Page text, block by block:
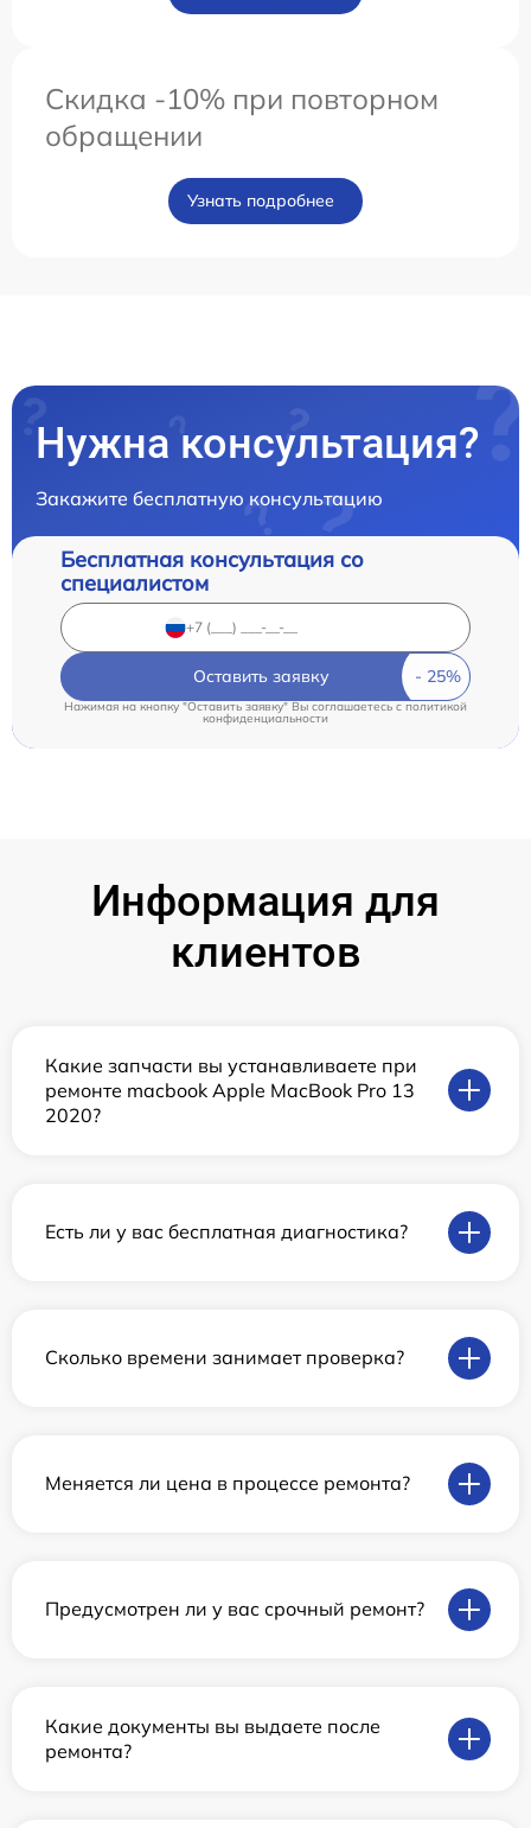
Скидка -10% при повторном
обращении
Узнать подробнее
Нужна консультация?
Закажите бесплатную консультацию
Бесплатная консультация со
специалистом
Оставить заявку
Нажимая на кнопку "Оставить заявку" Вы соглашаетесь cполитикой
конфиденциальности
Информация для
клиентов
Какие запчасти вы устанавливаете при
ремонте macbook Apple MacBook Pro 13
2020?
Есть ли у вас бесплатная диагностика?
Сколько времени занимает проверка?
Меняется ли цена в процессе ремонта?
Предусмотрен ли у вас срочный ремонт?
Какие документы вы выдаете после
ремонта?